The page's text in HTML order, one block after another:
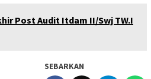
Post Audit Itdam II/Swj TW.I
SEBARKAN